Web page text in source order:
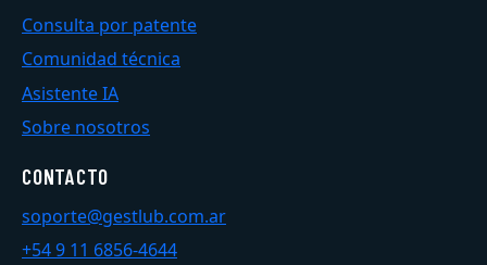
Consulta por patente
Comunidad técnica
Asistente IA
Sobre nosotros
CONTACTO
soporte@gestlub.com.ar
+54 9 11 6856-4644